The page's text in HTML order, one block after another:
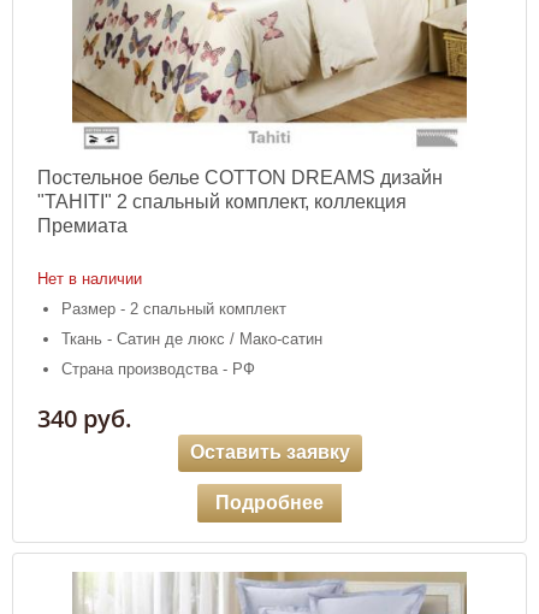
Постельное белье COTTON DREAMS дизайн
"TAHITI" 2 спальный комплект, коллекция
Премиата
Нет в наличии
Размер - 2 спальный комплект
Ткань - Сатин де люкс / Мако-сатин
Страна производства - РФ
340 руб.
Оставить заявку
Подробнее